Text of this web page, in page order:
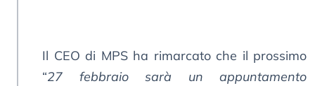
Il CEO di MPS ha rimarcato che il prossimo
“27 febbraio sarà un appuntamento